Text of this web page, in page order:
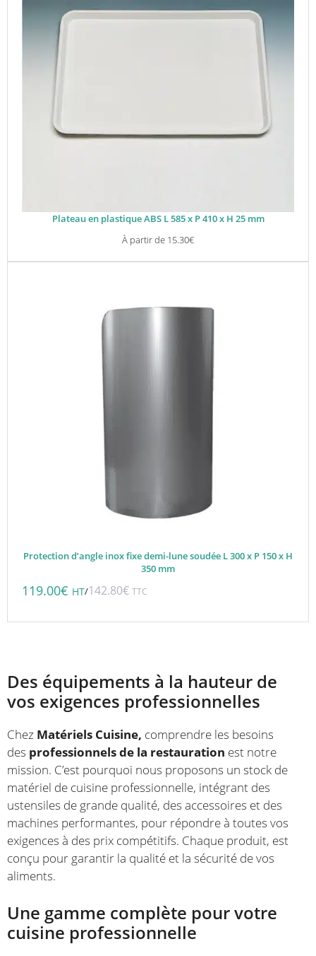
Plateau en plastique ABS L 585 x P 410 x H 25 mm
À partir de 15.30€
Protection d’angle inox fixe demi-lune soudée L 300 x P 150 x H
350 mm
119.00€ HT/142.80€ TTC
Des équipements à la hauteur de
vos exigences professionnelles
Chez Matériels Cuisine, comprendre les besoins
des professionnels de la restauration est notre
mission. C’est pourquoi nous proposons un stock de
matériel de cuisine professionnelle, intégrant des
ustensiles de grande qualité, des accessoires et des
machines performantes, pour répondre à toutes vos
exigences à des prix compétitifs. Chaque produit, est
conçu pour garantir la qualité et la sécurité de vos
aliments.
Une gamme complète pour votre
cuisine professionnelle